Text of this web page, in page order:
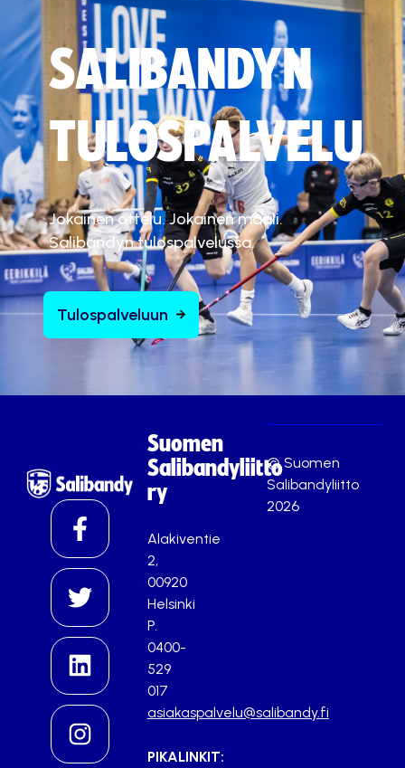
SALIBANDYN
TULOSPALVELU
Jokainen ottelu. Jokainen maali.
Salibandyn tulospalvelussa.
Tulospalveluun
Suomen
Salibandyliitto
ry
Alakiventie
2,
00920
Helsinki
P.
0400-
529
017
asiakaspalvelu@salibandy.fi
PIKALINKIT:
© Suomen
Salibandyliitto
2026